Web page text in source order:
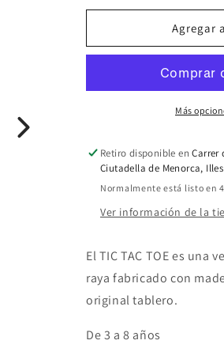
Agregar
Más
Retiro disponible enCarrer
Ciutadella de Menorca,
Normalmente está listo en
Ver información de la
El TIC TAC TOE es una
raya fabricado con
original tablero.
De 3 a 8 años